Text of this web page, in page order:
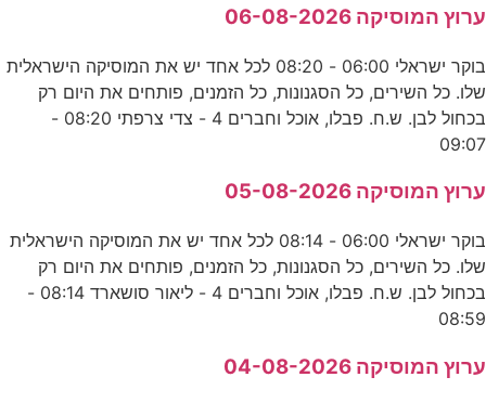
ערוץ המוסיקה 06-08-2026
בוקר ישראלי 06:00 - 08:20 לכל אחד יש את המוסיקה הישראלית
שלו. כל השירים, כל הסגנונות, כל הזמנים, פותחים את היום רק
בכחול לבן. ש.ח. פבלו, אוכל וחברים 4 - צדי צרפתי 08:20 -
09:07
ערוץ המוסיקה 05-08-2026
בוקר ישראלי 06:00 - 08:14 לכל אחד יש את המוסיקה הישראלית
שלו. כל השירים, כל הסגנונות, כל הזמנים, פותחים את היום רק
בכחול לבן. ש.ח. פבלו, אוכל וחברים 4 - ליאור סושארד 08:14 -
08:59
ערוץ המוסיקה 04-08-2026